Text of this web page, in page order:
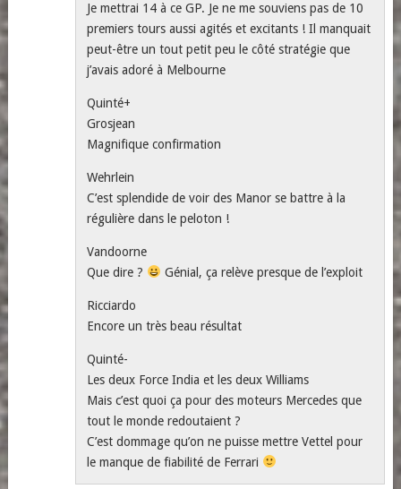
Je mettrai 14 à ce GP. Je ne me souviens pas de 10
premiers tours aussi agités et excitants ! Il manquait
peut-être un tout petit peu le côté stratégie que
j’avais adoré à Melbourne
Quinté+
Grosjean
Magnifique confirmation
Wehrlein
C’est splendide de voir des Manor se battre à la
régulière dans le peloton !
Vandoorne
Que dire ?
Génial, ça relève presque de l’exploit
Ricciardo
Encore un très beau résultat
Quinté-
Les deux Force India et les deux Williams
Mais c’est quoi ça pour des moteurs Mercedes que
tout le monde redoutaient ?
C’est dommage qu’on ne puisse mettre Vettel pour
le manque de fiabilité de Ferrari